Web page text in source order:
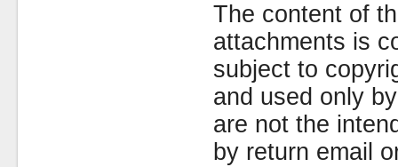
The content of
attachments is
subject to
and used only
are not the
by return email